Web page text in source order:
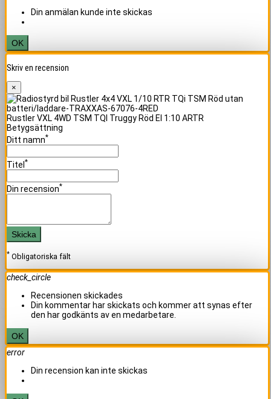
Din anmälan kunde inte skickas
OK
Skriv en recension
×
Rustler VXL 4WD TSM TQI Truggy Röd El 1:10 ARTR
Betygsättning
Ditt namn*
Titel *
Din recension*
Skicka
* Obligatoriska fält
check_circle
Recensionen skickades
Din kommentar har skickats och kommer att synas efter
den har godkänts av en medarbetare.
OK
error
Din recension kan inte skickas